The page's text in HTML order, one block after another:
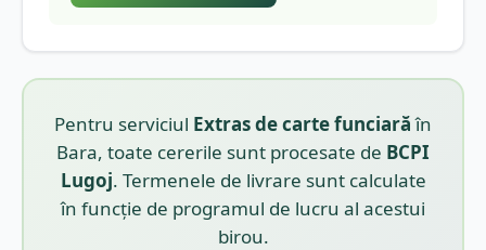
Pentru serviciul Extras de carte funciarăîn
Bara, toate cererile sunt procesate de BCPI
Lugoj. Termenele de livrare sunt calculate
în funcție de programul de lucru al acestui
birou.